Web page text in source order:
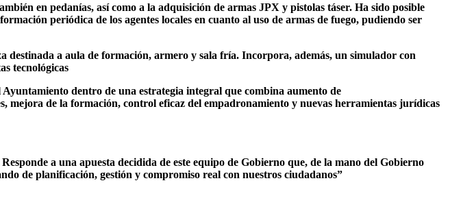
en pedanías, así como a la adquisición de armas JPX y pistolas táser. Ha sido posible
periódica de los agentes locales en cuanto al uso de armas de fuego, pudiendo ser
destinada a aula de formación, armero y sala fría. Incorpora, además, un simulador con
tecnológicas
dentro de una estrategia integral que combina aumento de
mejora de la formación, control eficaz del empadronamiento y nuevas herramientas jurídicas
a una apuesta decidida de este equipo de Gobierno que, de la mano del Gobierno
de planificación, gestión y compromiso real con nuestros ciudadanos”